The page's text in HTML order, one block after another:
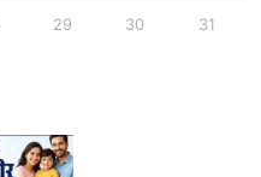
29 30 31